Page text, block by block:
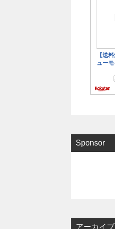
Sponsor
アーカイブ